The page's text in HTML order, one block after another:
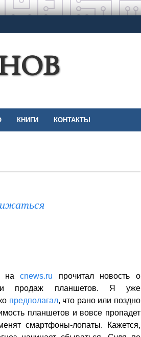
КНИГИ КОНТАКТЫ
наcnews.ru прочитал новость о
продаж планшетов. Я уже
предполагал, что рано или поздно
планшетов и вовсе пропадет
смартфоны-лопаты. Кажется,